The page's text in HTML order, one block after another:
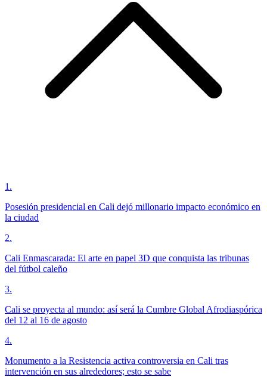
1 .
Posesión presidencial en Cali dejó millonario impacto económico en
la ciudad
2.
Cali Enmascarada: El arte en papel 3D que conquista las tribunas
del fútbol caleño
3.
Cali se proyecta al mundo: así será la Cumbre Global Afrodiaspórica
del 12 al 16 de agosto
4.
Monumento a la Resistencia activa controversia en Cali tras
intervención en sus alrededores; esto se sabe